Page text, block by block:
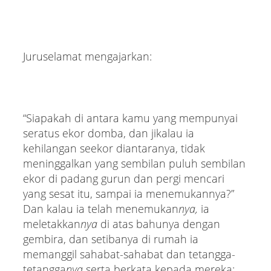
Juruselamat mengajarkan:
“Siapakah di antara kamu yang mempunyai
seratus ekor domba, dan jikalau ia
kehilangan seekor diantaranya, tidak
meninggalkan yang sembilan puluh sembilan
ekor di padang gurun dan pergi mencari
yang sesat itu, sampai ia menemukannya?”
Dan kalau ia telah menemukannya, ia
meletakkannyadi atas bahunya dengan
gembira, dan setibanya di rumah ia
memanggil sahabat-sahabat dan tetangga-